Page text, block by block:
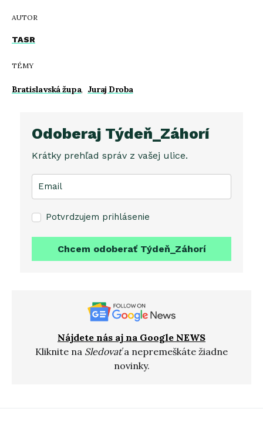
AUTOR
TASR
TÉMY
Bratislavská župa, Juraj Droba
Odoberaj Týdeň_Záhorí
Krátky prehľad správ z vašej ulice.
Potvrdzujem prihlásenie
Chcem odoberať Týdeň_Záhorí
Nájdete nás aj na Google NEWS
Kliknite na Sledovaťa nepremeškáte žiadne
novinky.